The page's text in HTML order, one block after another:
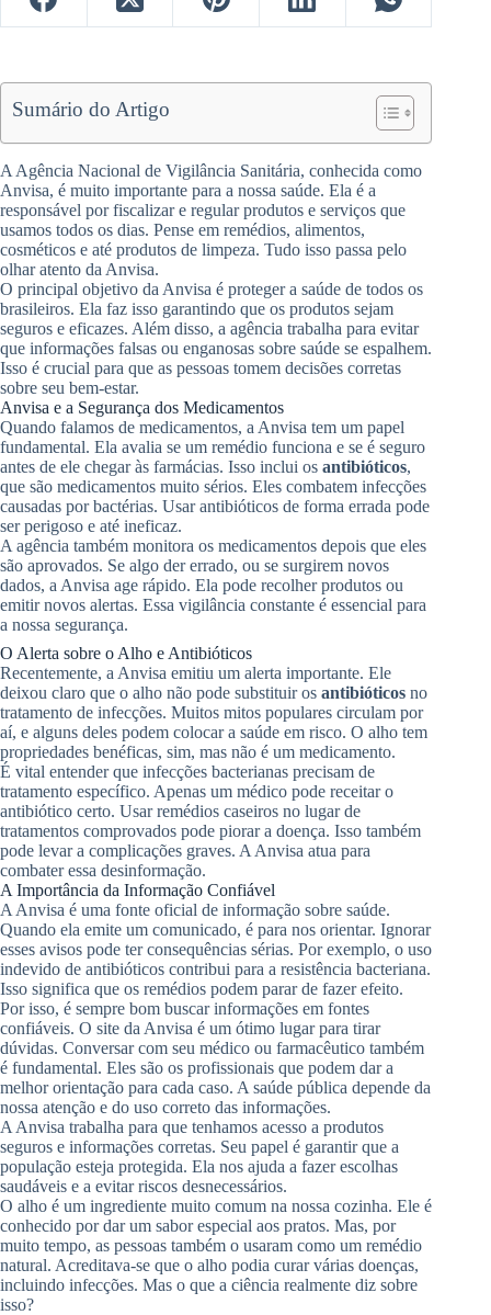
Sumário do Artigo
A Agência Nacional de Vigilância Sanitária, conhecida como
Anvisa, é muito importante para a nossa saúde. Ela é a
responsável por fiscalizar e regular produtos e serviços que
usamos todos os dias. Pense em remédios, alimentos,
cosméticos e até produtos de limpeza. Tudo isso passa pelo
olhar atento da Anvisa.
O principal objetivo da Anvisa é proteger a saúde de todos os
brasileiros. Ela faz isso garantindo que os produtos sejam
seguros e eficazes. Além disso, a agência trabalha para evitar
que informações falsas ou enganosas sobre saúde se espalhem.
Isso é crucial para que as pessoas tomem decisões corretas
sobre seu bem-estar.
Anvisa e a Segurança dos Medicamentos
Quando falamos de medicamentos, a Anvisa tem um papel
fundamental. Ela avalia se um remédio funciona e se é seguro
antes de ele chegar às farmácias. Isso inclui os antibióticos,
que são medicamentos muito sérios. Eles combatem infecções
causadas por bactérias. Usar antibióticos de forma errada pode
ser perigoso e até ineficaz.
A agência também monitora os medicamentos depois que eles
são aprovados. Se algo der errado, ou se surgirem novos
dados, a Anvisa age rápido. Ela pode recolher produtos ou
emitir novos alertas. Essa vigilância constante é essencial para
a nossa segurança.
O Alerta sobre o Alho e Antibióticos
Recentemente, a Anvisa emitiu um alerta importante. Ele
deixou claro que o alho não pode substituir os antibióticos no
tratamento de infecções. Muitos mitos populares circulam por
aí, e alguns deles podem colocar a saúde em risco. O alho tem
propriedades benéficas, sim, mas não é um medicamento.
É vital entender que infecções bacterianas precisam de
tratamento específico. Apenas um médico pode receitar o
antibiótico certo. Usar remédios caseiros no lugar de
tratamentos comprovados pode piorar a doença. Isso também
pode levar a complicações graves. A Anvisa atua para
combater essa desinformação.
A Importância da Informação Confiável
A Anvisa é uma fonte oficial de informação sobre saúde.
Quando ela emite um comunicado, é para nos orientar. Ignorar
esses avisos pode ter consequências sérias. Por exemplo, o uso
indevido de antibióticos contribui para a resistência bacteriana.
Isso significa que os remédios podem parar de fazer efeito.
Por isso, é sempre bom buscar informações em fontes
confiáveis. O site da Anvisa é um ótimo lugar para tirar
dúvidas. Conversar com seu médico ou farmacêutico também
é fundamental. Eles são os profissionais que podem dar a
melhor orientação para cada caso. A saúde pública depende da
nossa atenção e do uso correto das informações.
A Anvisa trabalha para que tenhamos acesso a produtos
seguros e informações corretas. Seu papel é garantir que a
população esteja protegida. Ela nos ajuda a fazer escolhas
saudáveis e a evitar riscos desnecessários.
O alho é um ingrediente muito comum na nossa cozinha. Ele é
conhecido por dar um sabor especial aos pratos. Mas, por
muito tempo, as pessoas também o usaram como um remédio
natural. Acreditava-se que o alho podia curar várias doenças,
incluindo infecções. Mas o que a ciência realmente diz sobre
isso?